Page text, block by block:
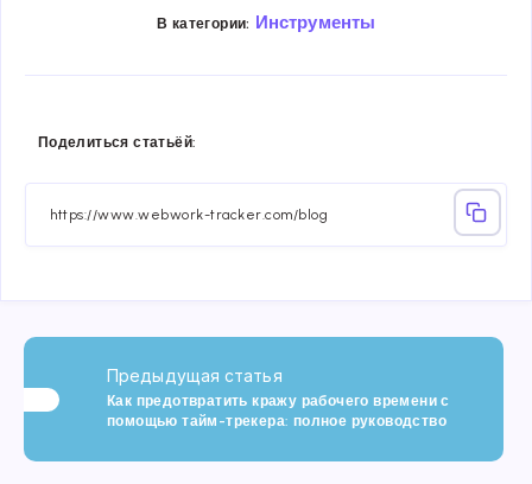
В категории: Инструменты
Поделиться статьёй:
Email
Предыдущая статья
Как предотвратить кражу рабочего времени с
помощью тайм-трекера: полное руководство